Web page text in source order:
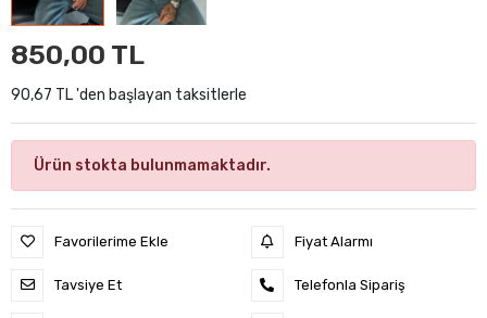
850,00 TL
90,67 TL 'den başlayan taksitlerle
Ürün stokta bulunmamaktadır.
Favorilerime Ekle
Tavsiye Et
Fiyat Alarmı
Telefonla Sipariş